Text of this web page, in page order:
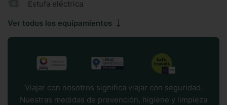
Estufa eléctrica
Ver todos los equipamientos
Viajar con nosotros significa viajar con seguridad.
Nuestras medidas de prevención, higiene y limpieza